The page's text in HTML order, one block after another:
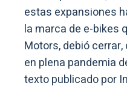
estas expansiones
la marca de e-bikes
Motors, debió
en plena pandemia
texto publicado por